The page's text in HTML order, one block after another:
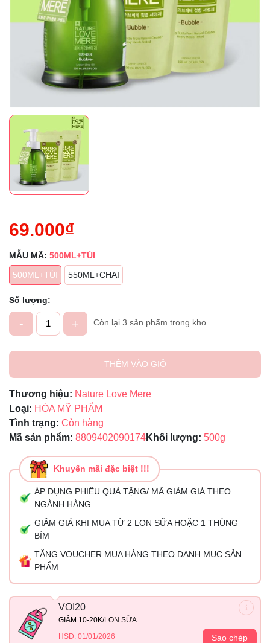
69.000₫
MẪU MÃ: 500ML+TÚI
500ML+TÚI
550ML+CHAI
Số lượng:
- + Còn lại 3 sản phẩm trong kho
THÊM VÀO GIỎ
Thương hiệu: Nature Love Mere
Loại: HÓA MỸ PHẨM
Tình trạng: Còn hàng
Mã sản phẩm: 8809402090174Khối lượng: 500g
Khuyến mãi đặc biệt !!!
ÁP DỤNG PHIẾU QUÀ TẶNG/ MÃ GIẢM GIÁ THEO
NGÀNH HÀNG
GIẢM GIÁ KHI MUA TỪ 2 LON SỮA HOẶC 1 THÙNG
BỈM
TẶNG VOUCHER MUA HÀNG THEO DANH MỤC SẢN
PHẨM
VOI20
GIẢM 10-20K/LON SỮA
HSD: 01/01/2026
Sao chép